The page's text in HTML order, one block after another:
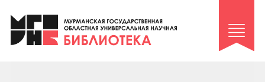
Клуб «Гиря и сельдерей»
Клуб «Семейный архив»